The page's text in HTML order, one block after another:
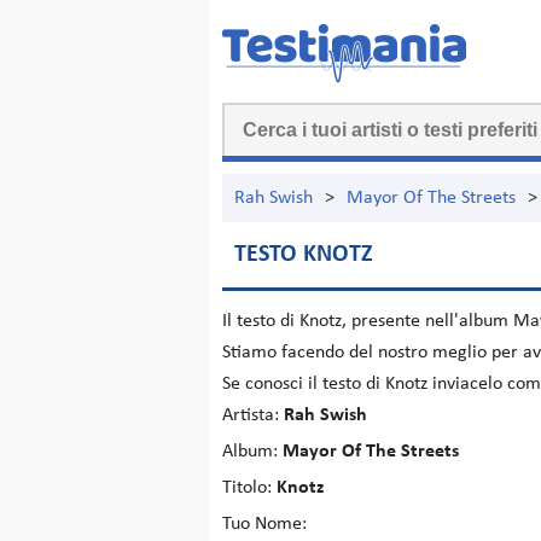
Rah Swish > Mayor Of The Streets >
TESTO KNOTZ
Il testo di Knotz, presente nell'album
Stiamo facendo del nostro meglio per
Se conosci il testo di Knotz inviacelo
Artista: Rah Swish
Album: Mayor Of The Streets
Titolo: Knotz
Tuo Nome: